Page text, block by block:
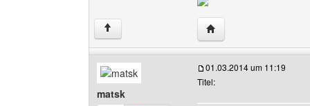
↑ Website dieses
matsk
01.03.2014 um 11:19
Titel: